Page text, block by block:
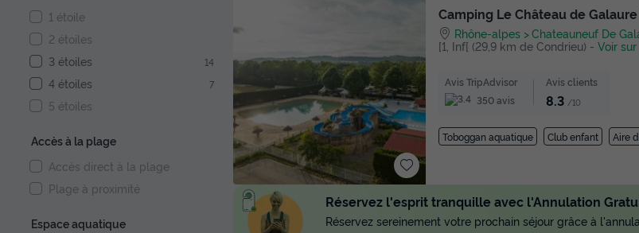
1 étoile
2 étoiles
3 étoiles
14
4 étoiles 7
5 étoiles
Accès à la plage
Accès direct à la plage
Plage à proximité
Espace aquatique
Camping Le Château de Galaure
Rhône-alpes Chateauneuf De
[1, Inf[ (29,9 km de Condrieu) - Voir
Avis TripAdvisor
350 avis
Avis clients
8.3 /10
Toboggan aquatique Club enfant Aire
Réservez l'esprit tranquille avec l'Annulation
Réservez sereinement votre prochain séjour grâce à